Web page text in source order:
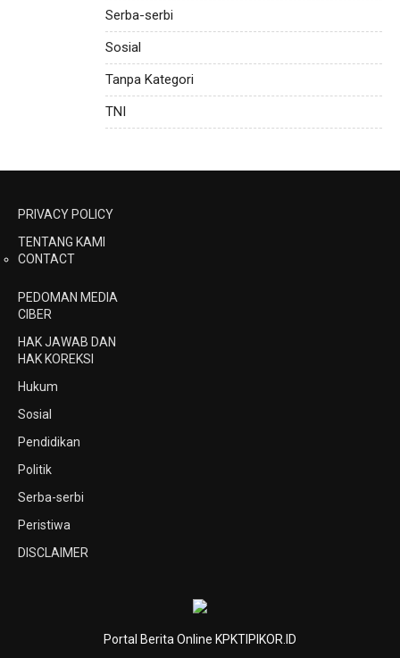
Serba-serbi
Sosial
Tanpa Kategori
TNI
PRIVACY POLICY
TENTANG KAMI
CONTACT
PEDOMAN MEDIA
CIBER
HAK JAWAB DAN
HAK KOREKSI
Hukum
Sosial
Pendidikan
Politik
Serba-serbi
Peristiwa
DISCLAIMER
Portal Berita Online KPKTIPIKOR.ID